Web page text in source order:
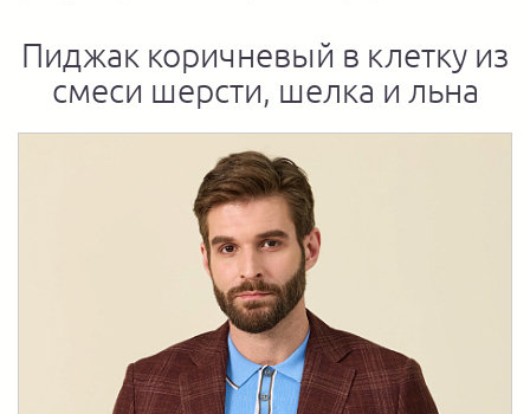
Пиджак коричневый в клетку из
смеси шерсти, шелка и льна